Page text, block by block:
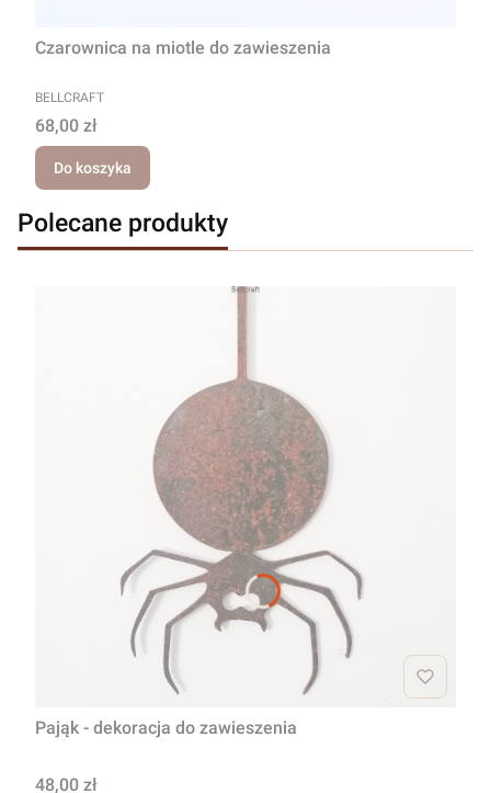
Czarownica na miotle do zawieszenia
PRODUCENT
BELLCRAFT
Cena
68,00 zł
Do koszyka
Polecane produkty
Pająk - dekoracja do zawieszenia
Cena
48,00 zł